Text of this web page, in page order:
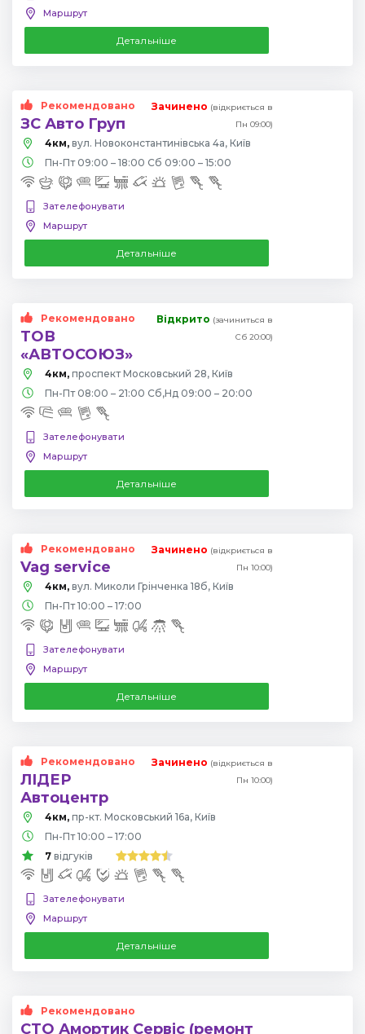
Маршрут
Детальніше
Рекомендовано
ЗС Авто Груп
Зачинено (відкриється в
Пн 09:00)
4км, вул. Новоконстантинівська 4а, Київ
Пн-Пт 09:00 – 18:00 Сб 09:00 – 15:00
Зателефонувати
Маршрут
Детальніше
Рекомендовано
ТОВ
«АВТОСОЮЗ»
Відкрито (зачиниться в
Сб 20:00)
4км, проспект Московський 28, Київ
Пн-Пт 08:00 – 21:00 Сб,Нд 09:00 – 20:00
Зателефонувати
Маршрут
Детальніше
Рекомендовано
Vag service
Зачинено (відкриється в
Пн 10:00)
4км, вул. Миколи Грінченка 18б, Київ
Пн-Пт 10:00 – 17:00
Зателефонувати
Маршрут
Детальніше
Рекомендовано
ЛІДЕР
Автоцентр
Зачинено (відкриється в
Пн 10:00)
4км, пр-кт. Московський 16а, Київ
Пн-Пт 10:00 – 17:00
7 відгуків
Зателефонувати
Маршрут
Детальніше
Рекомендовано
СТО Амортик Сервіс (ремонт